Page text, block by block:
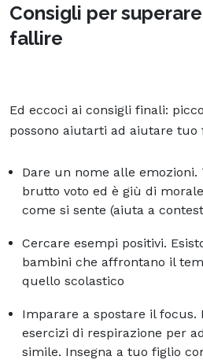
Consigli per
fallire
Ed eccoci ai consigli finali:
possono aiutarti ad aiutare tuo
Dare un nome alle
brutto voto ed è giù di
come si sente (aiuta a
Cercare esempi positivi.
bambini che affrontano il
quello scolastico
Imparare a spostare il focus.
esercizi di respirazione per
simile. Insegna a tuo figlio